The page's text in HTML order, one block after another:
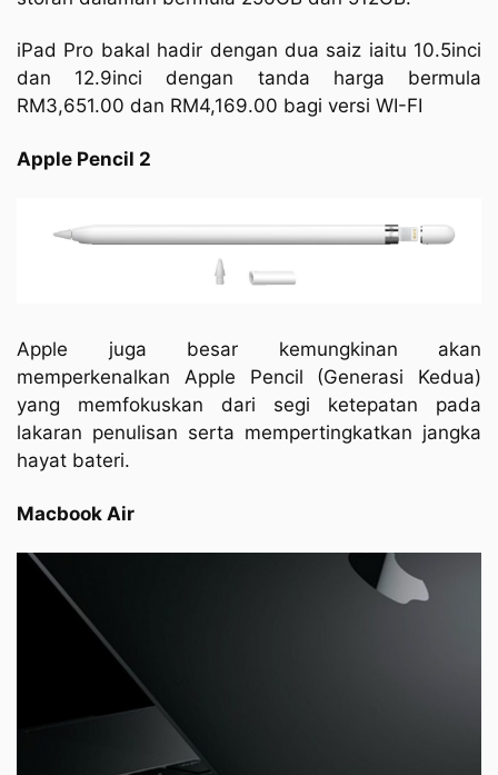
iPad Pro bakal hadir dengan dua saiz iaitu 10.5inci
dan 12.9inci dengan tanda harga bermula
RM3,651.00 dan RM4,169.00 bagi versi WI-FI
Apple Pencil 2
Apple juga besar kemungkinan akan
memperkenalkan Apple Pencil (Generasi Kedua)
yang memfokuskan dari segi ketepatan pada
lakaran penulisan serta mempertingkatkan jangka
hayat bateri.
Macbook Air